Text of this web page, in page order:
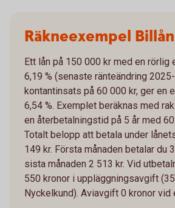
Räkneexempel Billån
Ett lån på 150 000 kr med en rörlig
6,19 % (senaste ränteändring
kontantinsats på 60 000 kr, ger en
6,54 %. Exemplet beräknas med
en återbetalningstid på 5 år med
Totalt belopp att betala under
149 kr. Första månaden betalar du
sista månaden 2 513 kr. Vid
550 kronor i uppläggningsavgift
Nyckelkund). Aviavgift 0 kronor vid